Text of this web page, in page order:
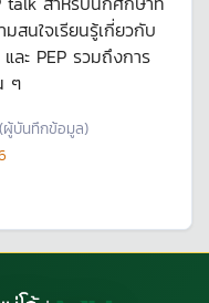
สนใจเรียนรู้เกี่ยวกับ
ละ PEP รวมถึงการ
ๆ
(ผู้บันทึกข้อมูล)